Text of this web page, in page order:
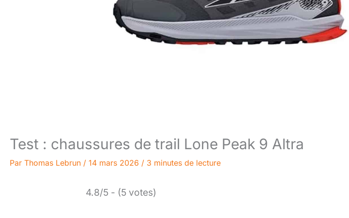
Test : chaussures de trail Lone Peak 9 Altra
Par Thomas Lebrun / 14 mars 2026 / 3 minutes de lecture
4.8/5 - (5 votes)